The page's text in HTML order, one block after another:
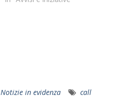
Notizie in evidenza
call